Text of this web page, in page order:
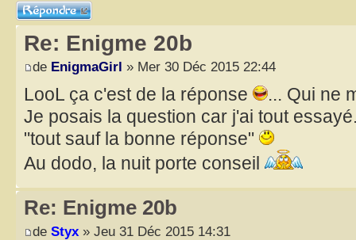
Répondre
Re: Enigme 20b
de EnigmaGirl » Mer 30 Déc 2015 22:44
LooL ça c'est de la réponse
... Qui ne
Je posais la question car j'ai tout
"tout sauf la bonne réponse"
Au dodo, la nuit porte conseil
Re: Enigme 20b
de Styx » Jeu 31 Déc 2015 14:31